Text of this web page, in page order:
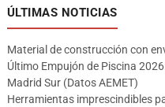
ÚLTIMAS NOTICIAS
Material de construcción con
Último Empujón de Piscina
Madrid Sur (Datos AEMET)
Herramientas imprescindibles